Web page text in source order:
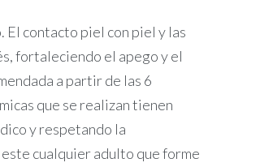
El contacto piel con piel y las
fortaleciendo el apego y el
a partir de las 6
que se realizan tienen
y respetando la
cualquier adulto que forme